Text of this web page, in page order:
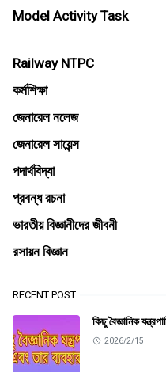
Model Activity Task
Railway NTPC
কর্মশিক্ষা
জেনারেল নলেজ
জেনারেল সায়েন্স
পদার্থবিদ্যা
প্রবন্ধ রচনা
ভারতীয় বিজ্ঞানীদের জীবনী
রসায়ন বিজ্ঞান
RECENT POST
কিছু বৈজ্ঞানিক
2026/2/15